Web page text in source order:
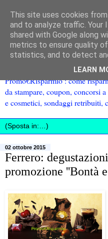
Promo€Risparmio : come
da stampare, coupon, concorsi
e cosmetici, sondaggi retribuiti,
02 ottobre 2015
Ferrero:
promozione ''Bontà
This site uses cookies
and to analyze traffic. Your
shared with Google along
metrics to ensure quality
statistics, and to detect
LEARN